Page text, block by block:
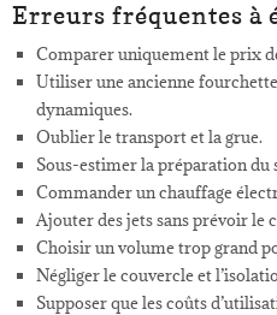
Erreurs fréquentes à
Comparer uniquement le prix
Utiliser une ancienne
dynamiques.
Oublier le transport et la grue.
Sous-estimer la préparation du
Commander un chauffage
Ajouter des jets sans prévoir le
Choisir un volume trop grand
Négliger le couvercle et
Supposer que les coûts